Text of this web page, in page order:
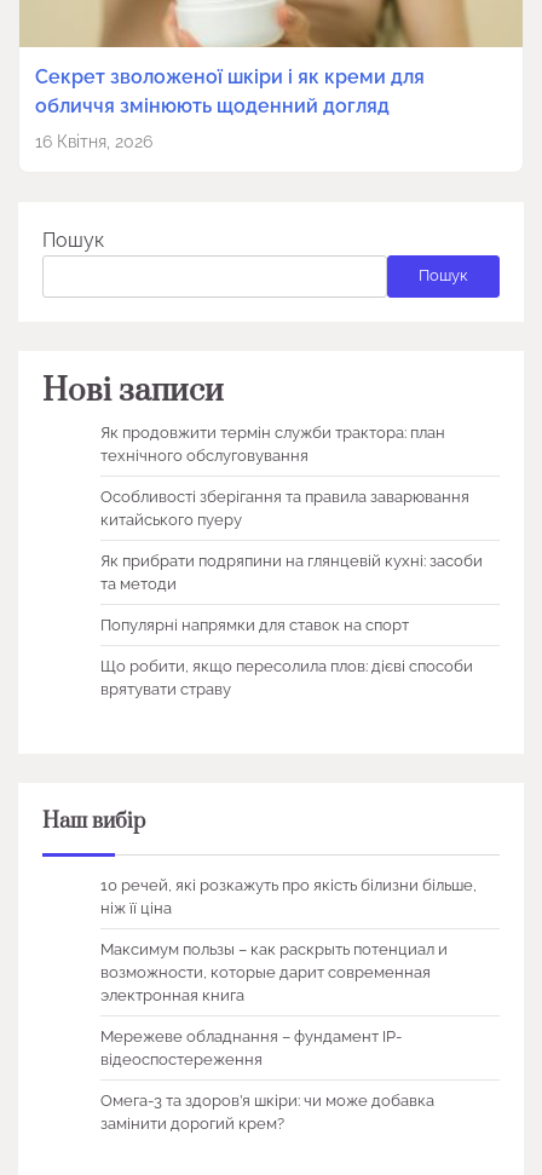
Секрет зволоженої шкіри і як креми для
обличчя змінюють щоденний догляд
16 Квітня, 2026
Пошук
Пошук
Нові записи
Як продовжити термін служби трактора: план
технічного обслуговування
Особливості зберігання та правила заварювання
китайського пуеру
Як прибрати подряпини на глянцевій кухні: засоби
та методи
Популярні напрямки для ставок на спорт
Що робити, якщо пересолила плов: дієві способи
врятувати страву
Наш вибір
10 речей, які розкажуть про якість білизни більше,
ніж її ціна
Максимум пользы – как раскрыть потенциал и
возможности, которые дарит современная
электронная книга
Мережеве обладнання – фундамент IP-
відеоспостереження
Омега-3 та здоров’я шкіри: чи може добавка
замінити дорогий крем?